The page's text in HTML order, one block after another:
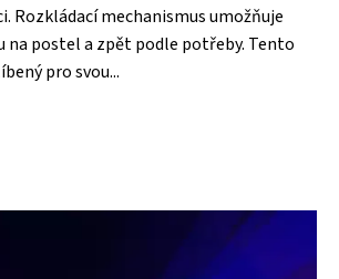
Rozkládací mechanismus umožňuje
na postel a zpět podle potřeby. Tento
pro svou...